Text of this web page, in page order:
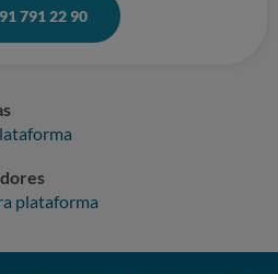
91 791 22 90
plataforma